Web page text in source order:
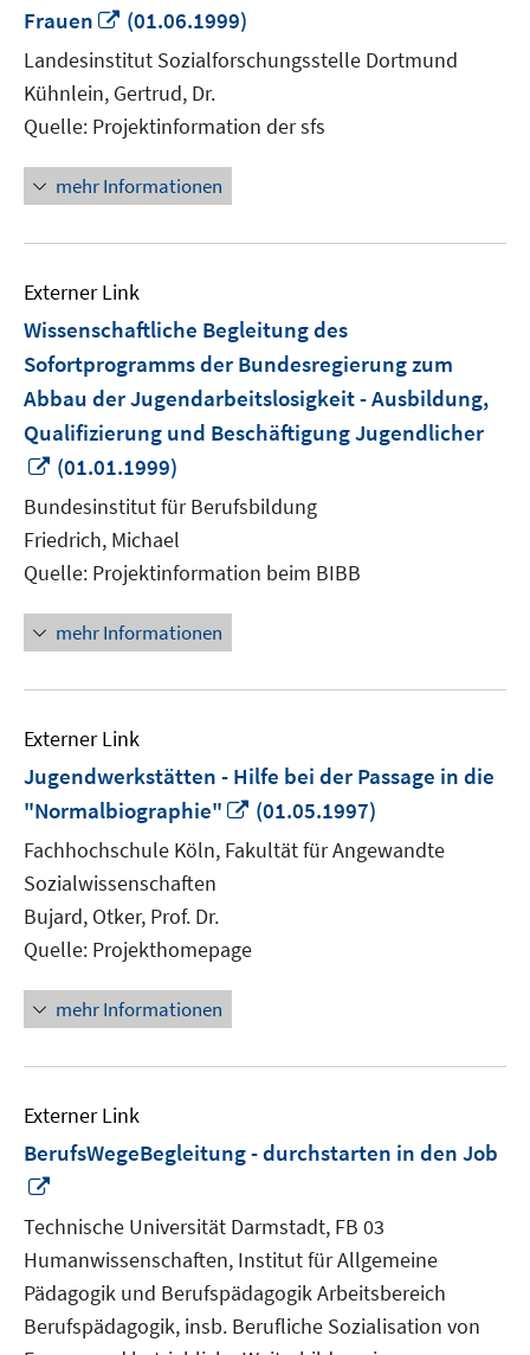
Frauen
In
neuem
Fenster
öffnen
(01.06.1999)
Landesinstitut Sozialforschungsstelle Dortmund
Kühnlein, Gertrud, Dr.
Quelle: Projektinformation der sfs
mehr Informationen
Externer Link
Wissenschaftliche Begleitung des
Sofortprogramms der Bundesregierung zum
Abbau der Jugendarbeitslosigkeit - Ausbildung,
Qualifizierung und Beschäftigung Jugendlicher
In
neuem
Fenster
öffnen
(01.01.1999)
Bundesinstitut für Berufsbildung
Friedrich, Michael
Quelle: Projektinformation beim BIBB
mehr Informationen
Externer Link
Jugendwerkstätten - Hilfe bei der Passage in die
"Normalbiographie"
In
neuem
Fenster
(01.05.1997)
Fachhochschule Köln, Fakultät für Angewandte
Sozialwissenschaften
Bujard, Otker, Prof. Dr.
Quelle: Projekthomepage
mehr Informationen
Externer Link
BerufsWegeBegleitung - durchstarten in den Job
neuem
Fenster
öffnen
Technische Universität Darmstadt, FB 03
Humanwissenschaften, Institut für Allgemeine
Pädagogik und Berufspädagogik Arbeitsbereich
Berufspädagogik, insb. Berufliche Sozialisation von